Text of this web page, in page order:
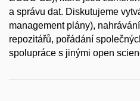
a správu dat. Diskutujeme
management plány),
repozitářů, pořádání
spolupráce s jinými open